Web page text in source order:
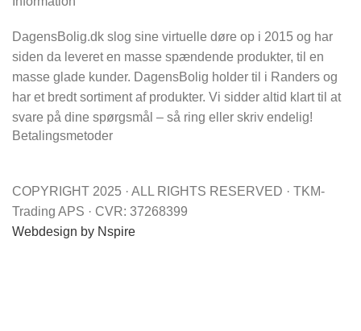
DagensBolig.dk slog sine virtuelle døre op i 2015 og har
siden da leveret en masse spændende produkter, til en
masse glade kunder. DagensBolig holder til i Randers og
har et bredt sortiment af produkter. Vi sidder altid klart til at
svare på dine spørgsmål – så ring eller skriv endelig!
Betalingsmetoder
COPYRIGHT 2025 · ALL RIGHTS RESERVED · TKM-
Trading APS · CVR: 37268399
Webdesign by Nspire